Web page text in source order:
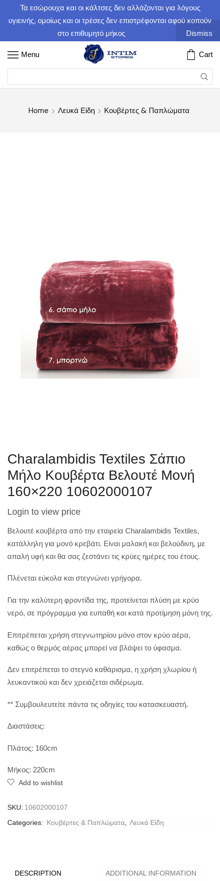
Τα εσώρουχα και οι κάλτσες δεν αλλάζονται για λόγους
υγιεινής, ομοίως και οι τρέσες δεν επιστρέφονται αφού κοπούν
στο επιθυμητό μήκος
Dismiss
Menu Cart
Home Λευκά Είδη Κουβέρτες & Παπλώματα
Charalambidis Textiles Σάπιο
Μήλο Κουβέρτα Βελουτέ Μονή
160×220 10602000107
Login to view price
Βελουτέ κουβέρτα από την εταιρεία Charalambidis Textiles,
κατάλληλη για μονό κρεβάτι. Είναι μαλακή και βελούδινη, με
απαλή υφή και θα σας ζεστάνει τις κρύες ημέρες του έτους.
Πλένεται εύκολα και στεγνώνει γρήγορα.
Για την καλύτερη φροντίδα της, προτείνεται πλύση με κρύο
νερό, σε πρόγραμμα για ευπαθή και κατά προτίμηση μόνη της.
Επιτρέπεται χρήση στεγνωτηρίου μόνο στον κρύο αέρα,
καθώς ο θερμός αέρας μπορεί να βλάψει το ύφασμα.
Δεν επιτρέπεται το στεγνό καθάρισμα, η χρήση χλωρίου ή
λευκαντικού και δεν χρειάζεται σιδέρωμα.
** Συμβουλευτείτε πάντα τις οδηγίες του κατασκευαστή.
Διαστάσεις:
Πλάτος: 160cm
Μήκος: 220cm
Add to wishlist
SKU: 10602000107
Categories: Κουβέρτες & Παπλώματα, Λευκά Είδη
DESCRIPTION ADDITIONAL INFORMATION